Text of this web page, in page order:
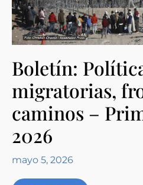
Boletín:
migratorias,
caminos –
2026
mayo 5, 2026